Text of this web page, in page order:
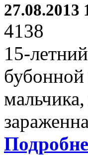
27.08.2013
4138
15-